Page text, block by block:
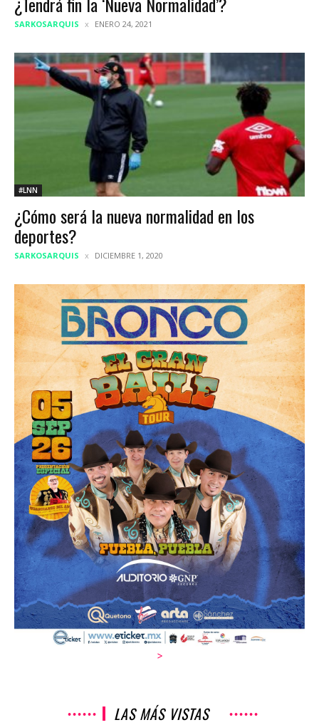
SARKOSARQUIS ENERO 24, 2021
#LNN
¿Cómo será la nueva normalidad en los
deportes?
SARKOSARQUIS DICIEMBRE 1, 2020
>
LAS MÁS VISTAS